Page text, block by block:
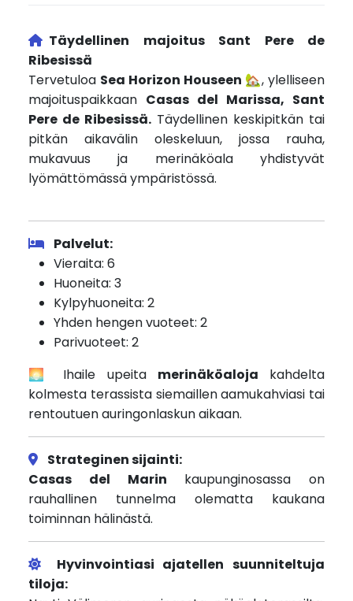
Täydellinen majoitus Sant Pere de
Ribesissä
Tervetuloa Sea Horizon Houseen 🏡, ylelliseen
majoituspaikkaan Casas del Marissa, Sant
Pere de Ribesissä. Täydellinen keskipitkän tai
pitkän aikavälin oleskeluun, jossa rauha,
mukavuus ja merinäköala yhdistyvät
lyömättömässä ympäristössä.
Palvelut:
Vieraita: 6
Huoneita: 3
Kylpyhuoneita: 2
Yhden hengen vuoteet: 2
Parivuoteet: 2
🌅 Ihaile upeita merinäköaloja kahdelta
kolmesta terassista siemaillen aamukahviasi tai
rentoutuen auringonlaskun aikaan.
Strateginen sijainti:
Casas del Marin kaupunginosassa on
rauhallinen tunnelma olematta kaukana
toiminnan hälinästä.
Hyvinvointiasi ajatellen suunniteltuja
tiloja: